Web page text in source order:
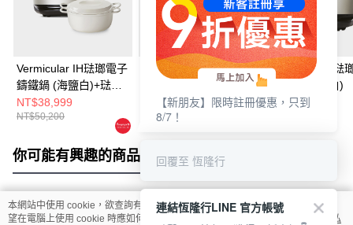
Vermicular IH琺瑯電子
鑄鐵鍋 (海鹽白)+琺瑯
鑄鐵鍋23CM(白)
NT$38,999
NT$50,200
【優惠組合】
Vermicular IH琺瑯電子
鑄鐵鍋 (松露
黑)+VERMICULAR 琺
NT$29,999
NT$44,800
Vermicular IH琺
鑄鐵鍋 (海鹽白)
NT$29,500
你可能有興趣的商品 全站排行
熱門標籤
本網站中使用 cookie，欲查詢有關本網站使用 cookie 方式之詳情，及若您不希
望在電腦上使用 cookie 時應如何變更電腦的 cookie 設定，請參閱本網站「
隱私
【新朋友】限時註冊優惠，只到
8/7！
回覆至 恆隆行
連結恆隆行LINE 官方帳號